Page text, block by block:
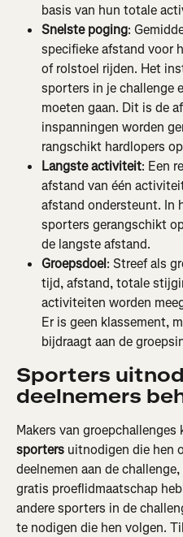
basis van hun totale
Snelste poging:
specifieke afstand voor
of rolstoel rijden. Het
sporters in je challenge
moeten gaan. Dit is de
inspanningen worden
rangschikt hardlopers
Langste activiteit: Een
afstand van één
afstand ondersteunt. In
sporters gerangschikt
de langste afstand.
Groepsdoel: Streef als
tijd, afstand, totale
activiteiten worden
Er is geen klassement,
bijdraagt aan de
Sporters
deelnemers
Makers van groepchallenges
sporters uitnodigen die hen
deelnemen aan de
gratis proeflidmaatschap
andere sporters in de
te nodigen die hen volgen.